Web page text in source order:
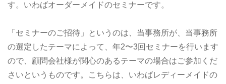
す。いわばオーダーメイドのセミナーです。
「セミナーのご招待」というのは、当事務所が、当事務所
の選定したテーマによって、年2〜3回セミナーを行います
ので、顧問会社様が関心のあるテーマの場合はご参加くだ
さいというものです。こちらは、いわばレディーメイドの